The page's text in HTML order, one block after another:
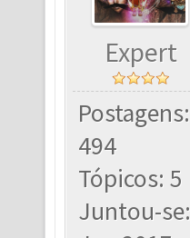
Expert
Postagens:
494
Tópicos: 5
Juntou-se: